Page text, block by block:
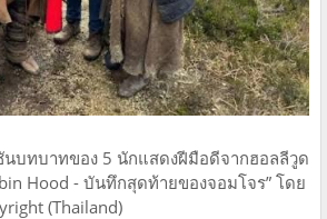
นบทบาทของ 5 นักแสดงฝีมือดีจากฮอลลีวูด
Hood - บันทึกสุดท้ายของจอมโจร” โดย
(Thailand)